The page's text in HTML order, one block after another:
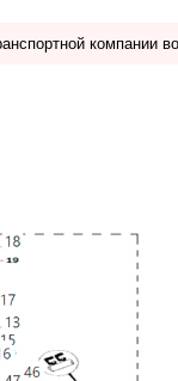
компании